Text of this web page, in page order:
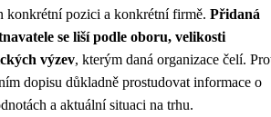
konkrétní pozici a konkrétní firmě. Přidaná
se liší podle oboru, velikosti
výzev, kterým daná organizace čelí.
dopisu důkladně prostudovat informace o
a aktuální situaci na trhu.